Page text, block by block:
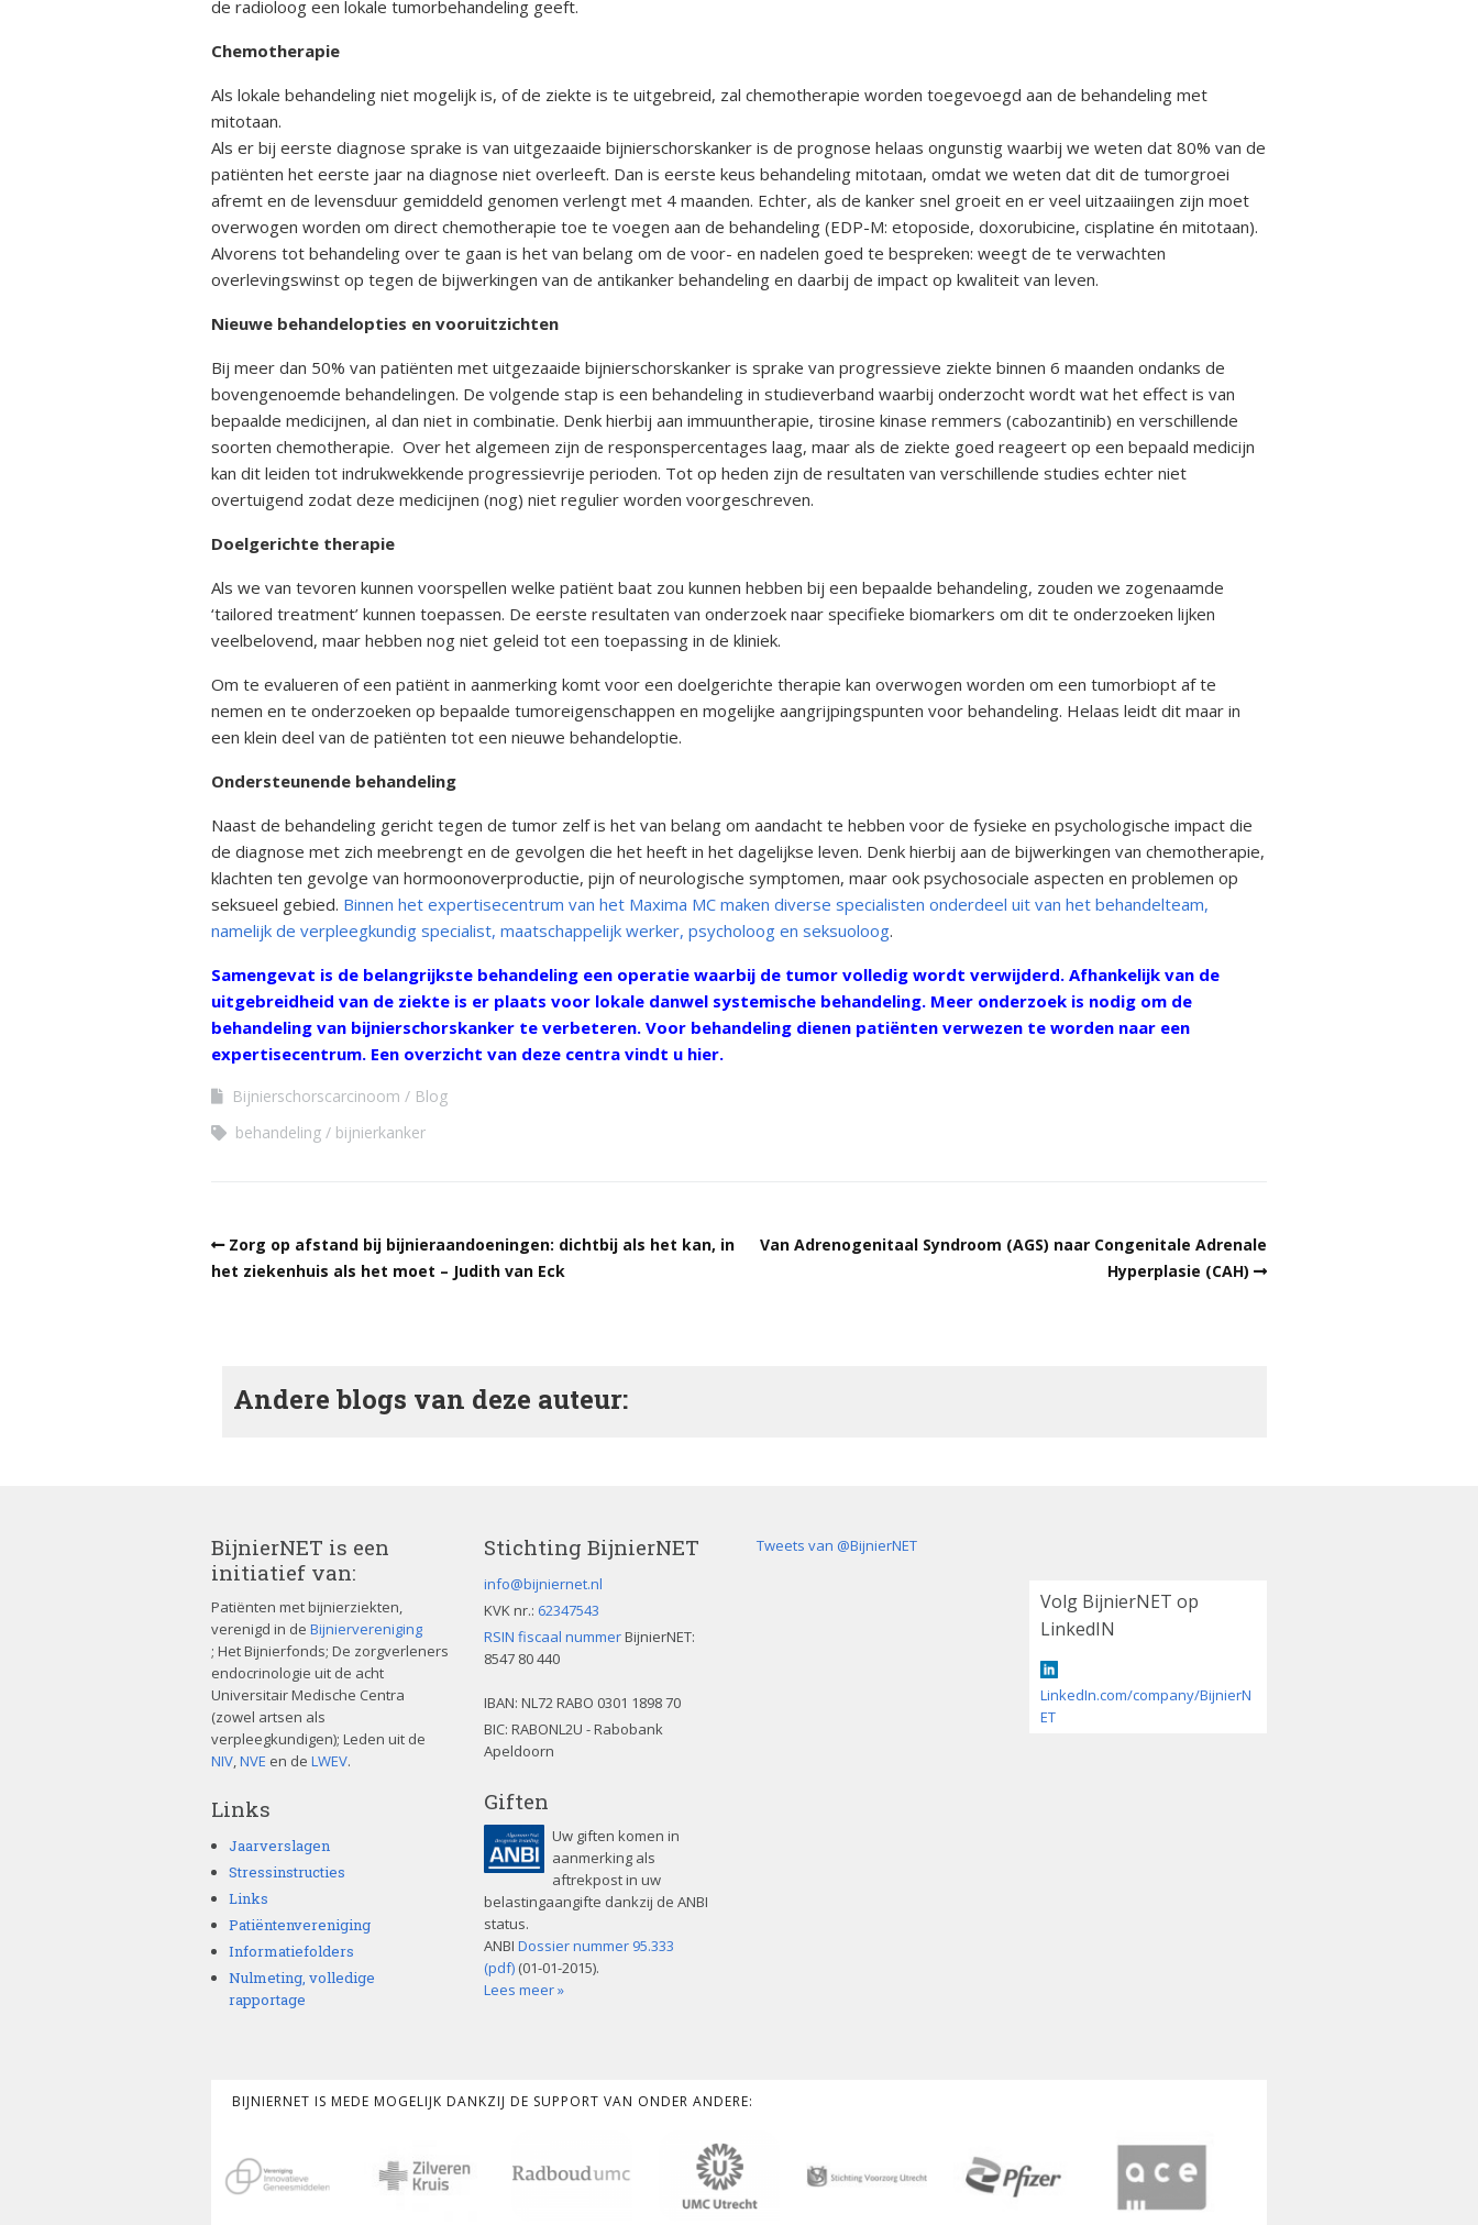
de radioloog een lokale tumorbehandeling geeft.
Chemotherapie
Als lokale behandeling niet mogelijk is, of de ziekte is te uitgebreid, zal chemotherapie worden toegevoegd aan de behandeling met
mitotaan.
Als er bij eerste diagnose sprake is van uitgezaaide bijnierschorskanker is de prognose helaas ongunstig waarbij we weten dat 80% van de
patiënten het eerste jaar na diagnose niet overleeft. Dan is eerste keus behandeling mitotaan, omdat we weten dat dit de tumorgroei
afremt en de levensduur gemiddeld genomen verlengt met 4 maanden. Echter, als de kanker snel groeit en er veel uitzaaiingen zijn moet
overwogen worden om direct chemotherapie toe te voegen aan de behandeling (EDP-M: etoposide, doxorubicine, cisplatine én mitotaan).
Alvorens tot behandeling over te gaan is het van belang om de voor- en nadelen goed te bespreken: weegt de te verwachten
overlevingswinst op tegen de bijwerkingen van de antikanker behandeling en daarbij de impact op kwaliteit van leven.
Nieuwe behandelopties en vooruitzichten
Bij meer dan 50% van patiënten met uitgezaaide bijnierschorskanker is sprake van progressieve ziekte binnen 6 maanden ondanks de
bovengenoemde behandelingen. De volgende stap is een behandeling in studieverband waarbij onderzocht wordt wat het effect is van
bepaalde medicijnen, al dan niet in combinatie. Denk hierbij aan immuuntherapie, tirosine kinase remmers (cabozantinib) en verschillende
soorten chemotherapie. Over het algemeen zijn de responspercentages laag, maar als de ziekte goed reageert op een bepaald medicijn
kan dit leiden tot indrukwekkende progressievrije perioden. Tot op heden zijn de resultaten van verschillende studies echter niet
overtuigend zodat deze medicijnen (nog) niet regulier worden voorgeschreven.
Doelgerichte therapie
Als we van tevoren kunnen voorspellen welke patiënt baat zou kunnen hebben bij een bepaalde behandeling, zouden we zogenaamde
‘tailored treatment’ kunnen toepassen. De eerste resultaten van onderzoek naar specifieke biomarkers om dit te onderzoeken lijken
veelbelovend, maar hebben nog niet geleid tot een toepassing in de kliniek.
Om te evalueren of een patiënt in aanmerking komt voor een doelgerichte therapie kan overwogen worden om een tumorbiopt af te
nemen en te onderzoeken op bepaalde tumoreigenschappen en mogelijke aangrijpingspunten voor behandeling. Helaas leidt dit maar in
een klein deel van de patiënten tot een nieuwe behandeloptie.
Ondersteunende behandeling
Naast de behandeling gericht tegen de tumor zelf is het van belang om aandacht te hebben voor de fysieke en psychologische impact die
de diagnose met zich meebrengt en de gevolgen die het heeft in het dagelijkse leven. Denk hierbij aan de bijwerkingen van chemotherapie,
klachten ten gevolge van hormoonoverproductie, pijn of neurologische symptomen, maar ook psychosociale aspecten en problemen op
seksueel gebied. Binnen het expertisecentrum van het Maxima MC maken diverse specialisten onderdeel uit van het behandelteam,
namelijk de verpleegkundig specialist, maatschappelijk werker, psycholoog en seksuoloog.
Samengevat is de belangrijkste behandeling een operatie waarbij de tumor volledig wordt verwijderd. Afhankelijk van de
uitgebreidheid van de ziekte is er plaats voor lokale danwel systemische behandeling. Meer onderzoek is nodig om de
behandeling van bijnierschorskanker te verbeteren. Voor behandeling dienen patiënten verwezen te worden naar een
expertisecentrum. Een overzicht van deze centra vindt u hier.
Bijnierschorscarcinoom
Blog
behandeling
bijnierkanker
Zorg op afstand bij bijnieraandoeningen: dichtbij als het kan, in
het ziekenhuis als het moet – Judith van Eck
Van Adrenogenitaal Syndroom (AGS) naar Congenitale Adrenale
Hyperplasie (CAH)
Andere blogs van deze auteur:
BijnierNET is een
initiatief van:
Patiënten met bijnierziekten,
verenigd in de Bijniervereniging
; Het Bijnierfonds; De zorgverleners
endocrinologie uit de acht
Universitair Medische Centra
(zowel artsen als
verpleegkundigen); Leden uit de
NIV,NVE en de LWEV.
Links
Jaarverslagen
Stressinstructies
Links
Patiëntenvereniging
Informatiefolders
Nulmeting, volledige
rapportage
Stichting BijnierNET
info@bijniernet.nl
KVK nr.: 62347543
RSIN fiscaal nummerBijnierNET:
8547 80 440
IBAN: NL72 RABO 0301 1898 70
BIC: RABONL2U - Rabobank
Apeldoorn
Giften
Uw giften komen in
aanmerking als
aftrekpost in uw
belastingaangifte dankzij de ANBI
status.
ANBI Dossier nummer 95.333
(pdf) (01-01-2015).
Lees meer »
Tweets van @BijnierNET
Volg BijnierNET op
LinkedIN
LinkedIn.com/company/BijnierN
ET
BIJNIERNET IS MEDE MOGELIJK DANKZIJ DE SUPPORT VAN ONDER ANDERE: